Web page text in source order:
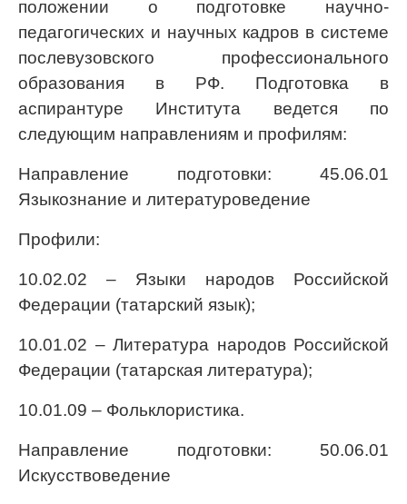
положении о подготовке научно-
педагогических и научных кадров в системе
послевузовского профессионального
образования в РФ. Подготовка в
аспирантуре Института ведется по
следующим направлениям и профилям:
Направление подготовки: 45.06.01
Языкознание и литературоведение
Профили:
10.02.02 – Языки народов Российской
Федерации (татарский язык);
10.01.02 – Литература народов Российской
Федерации (татарская литература);
10.01.09 – Фольклористика.
Направление подготовки: 50.06.01
Искусствоведение